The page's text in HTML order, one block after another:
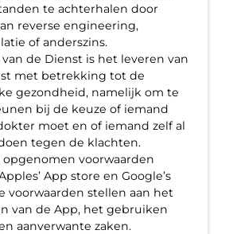
te achterhalen door
reverse engineering,
of anderszins.
de Dienst is het leveren van
met betrekking tot de
gezondheid, namelijk om te
bij de keuze of iemand
moet en of iemand zelf al
tegen de klachten.
opgenomen voorwaarden
App store en Google’s
voorwaarden stellen aan het
van de App, het gebruiken
aanverwante zaken.